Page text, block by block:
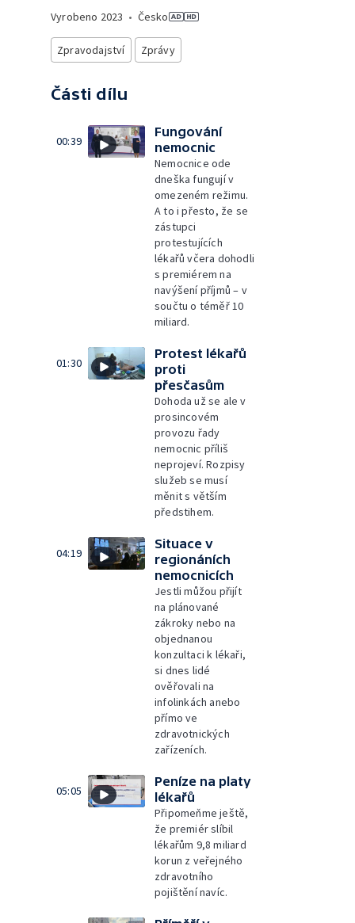
Vyrobeno 2023 • Česko
Zpravodajství Zprávy
Části dílu
00:39
Fungování
nemocnic
Nemocnice ode
dneška fungují v
omezeném režimu.
A to i přesto, že se
zástupci
protestujících
lékařů včera dohodli
s premiérem na
navýšení příjmů – v
součtu o téměř 10
miliard.
01:30
Protest lékařů
proti
přesčasům
Dohoda už se ale v
prosincovém
provozu řady
nemocnic příliš
neprojeví. Rozpisy
služeb se musí
měnit s větším
předstihem.
04:19
Situace v
regionáních
nemocnicích
Jestli můžou přijít
na plánované
zákroky nebo na
objednanou
konzultaci k lékaři,
si dnes lidé
ověřovali na
infolinkách anebo
přímo ve
zdravotnických
zařízeních.
05:05
Peníze na platy
lékařů
Připomeňme ještě,
že premiér slíbil
lékařům 9,8 miliard
korun z veřejného
zdravotního
pojištění navíc.